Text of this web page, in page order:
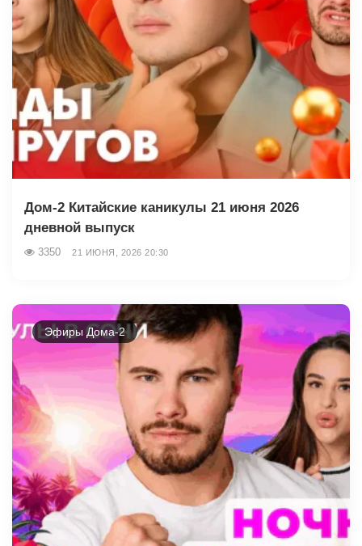
Дом-2 Китайские каникулы 21 июня 2026
дневной выпуск
3350 21 ИЮНЯ, 2026 20:30
Эфиры Дома-2